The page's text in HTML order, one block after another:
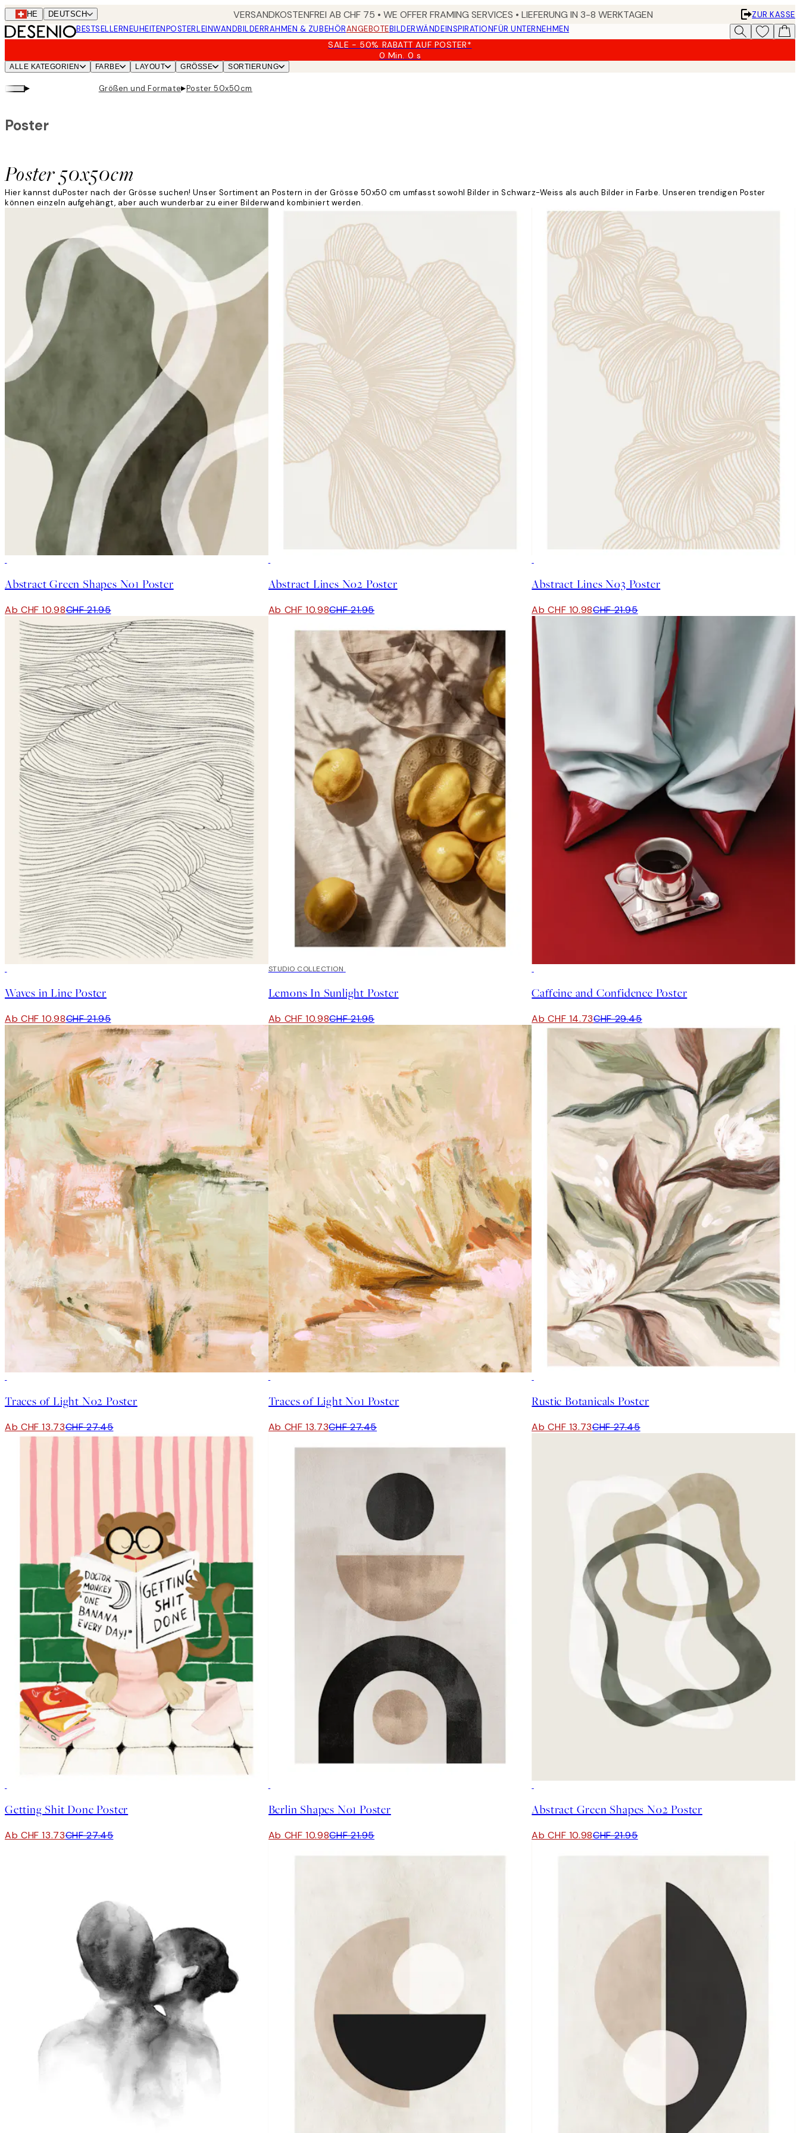
Skip
to
main
CHE DEUTSCH VERSANDKOSTENFREI AB CHF 75 • WE OFFER FRAMING SERVICES • LIEFERUNG IN 3-8 WERKTAGEN
ZUR KASSE
BESTSELLERNEUHEITENPOSTERLEINWANDBILDERRAHMEN & ZUBEHÖRANGEBOTEBILDERWÄNDEINSPIRATIONFÜR UNTERNEHMEN
SALE - 50% RABATT AUF POSTER*
0 Min. 0 s
Gültig
ALLE KATEGORIEN FARBE LAYOUT GRÖSSE SORTIERUNG
▸ Größen und Formate▸Poster 50x50cm
Poster 50x50cm
Poster
Hier kannst duPoster nach der Grösse suchen! Unser Sortiment an Postern in der Grösse 50x50 cm umfasst sowohl Bilder in Schwarz-Weiss als auch Bilder in Farbe. Unseren trendigen Poster
können einzeln aufgehängt, aber auch wunderbar zu einer Bilderwand kombiniert werden.
Abstract Green Shapes No1 Poster
Ab CHF 10.98CHF 21.95
Abstract Lines No2 Poster
Ab CHF 10.98CHF 21.95
Abstract Lines No3 Poster
Ab CHF 10.98CHF 21.95
Waves in Line Poster
Ab CHF 10.98CHF 21.95
50%*
STUDIO COLLECTION
Lemons In Sunlight Poster
Ab CHF 10.98CHF 21.95
Caffeine and Confidence Poster
Ab CHF 14.73CHF 29.45
Traces of Light No2 Poster
Ab CHF 13.73CHF 27.45
Traces of Light No1 Poster
Ab CHF 13.73CHF 27.45
Rustic Botanicals Poster
Ab CHF 13.73CHF 27.45
Getting Shit Done Poster
Ab CHF 13.73CHF 27.45
Berlin Shapes No1 Poster
Ab CHF 10.98CHF 21.95
Abstract Green Shapes No2 Poster
Ab CHF 10.98CHF 21.95